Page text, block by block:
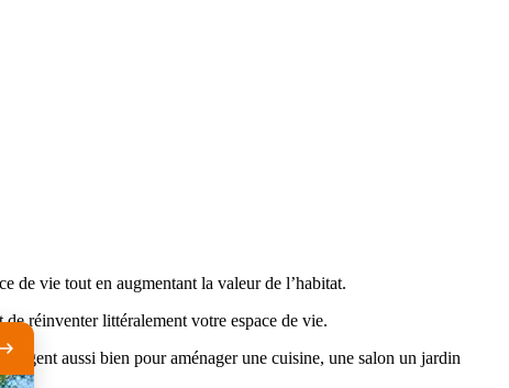
de vie tout en augmentant la valeur de l’habitat.
réinventer littéralement votre espace de vie.
aussi bien pour aménager une cuisine, une salon un jardin